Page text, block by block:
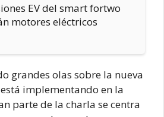
EV del smart fortwo
motores eléctricos
grandes olas sobre la nueva
implementando en la
parte de la charla se centra